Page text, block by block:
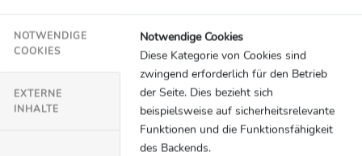
führendes Unternehmen im Bereich ESG, Mitglied
von FTSE4Good und DJSI und wird von MSCI mit
AA bewertet. Die Gruppe hat sich das
wissenschaftlich gestützte Ziel gesetzt, bis 2035
kohlenstofffrei zu sein, und unterstützt über die
Entain Foundation eine Vielzahl von Initiativen, die
NOTWENDIGE
COOKIES
EXTERNE
INHALTE
Notwendige Cookies
Diese Kategorie von Cookies sind
zwingend erforderlich für den Betrieb
der Seite. Dies bezieht sich
beispielsweise auf sicherheitsrelevante
Funktionen und die Funktionsfähigkeit
des Backends.